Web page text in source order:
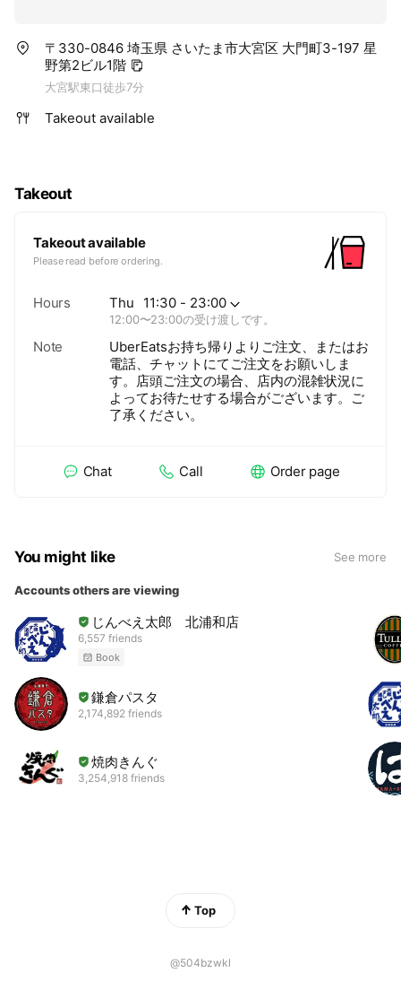
〒330-0846 埼玉県 さいたま市大宮区 大門町3-197 星
野第2ビル1階
大宮駅東口徒歩7分
Takeout available
Takeout
Takeout available
Please read before ordering.
Hours Thu 11:30 - 23:00
12:00〜23:00の受け渡しです。
Note
UberEatsお持ち帰りよりご注文、またはお
電話、チャットにてご注文をお願いしま
す。店頭ご注文の場合、店内の混雑状況に
よってお待たせする場合がございます。ご
了承ください。
Chat Call Order page
You might like See more
Accounts others are viewing
じんべえ太郎 北浦和店
6,557 friends
Book
鎌倉パスタ
2,174,892 friends
焼肉きんぐ
3,254,918 friends
Top
@504bzwkl